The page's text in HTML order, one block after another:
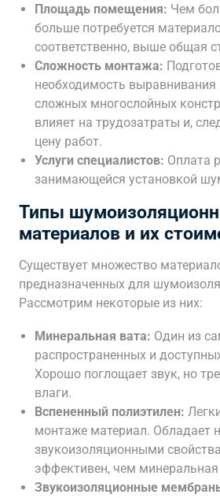
Площадь помещения: Чем
больше потребуется
соответственно, выше общая
Сложность монтажа:
необходимость выравнивания
сложных многослойных
влияет на трудозатраты и,
цену работ.
Услуги специалистов: Оплата
занимающейся установкой
Типы
материалов и их
Существует множество
предназначенных для
Рассмотрим некоторые из них:
Минеральная вата: Один из
распространенных и
Хорошо поглощает звук, но
влаги.
Вспененный полиэтилен:
монтаже материал. Обладает
звукоизоляционными
эффективен, чем минеральная
Звукоизоляционные